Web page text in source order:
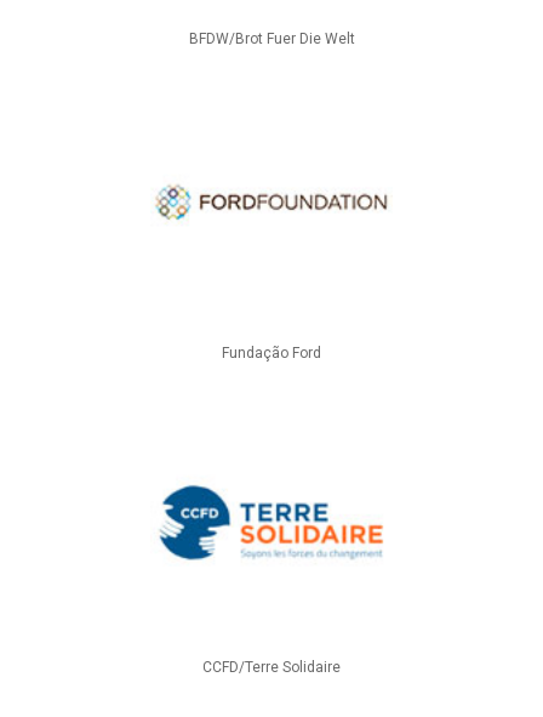
BFDW/Brot Fuer Die Welt
Fundação Ford
CCFD/Terre Solidaire